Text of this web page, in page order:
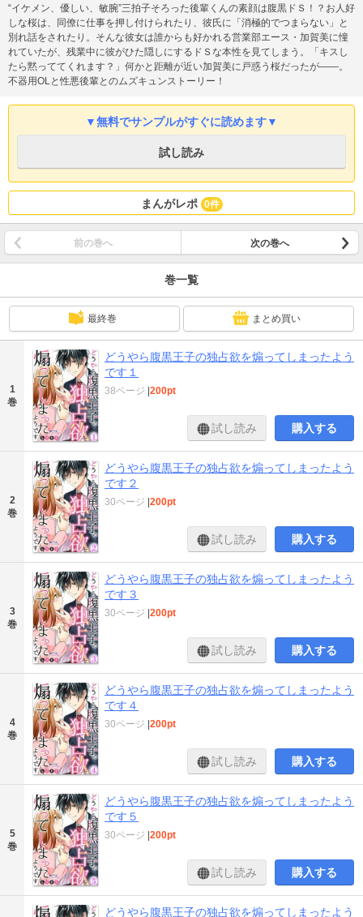
“イケメン、優しい、敏腕”三拍子そろった後輩くんの素顔は腹黒ドＳ！？お人好
しな桜は、同僚に仕事を押し付けられたり、彼氏に「消極的でつまらない」と
別れ話をされたり。そんな彼女は誰からも好かれる営業部エース・加賀美に憧
れていたが、残業中に彼がひた隠しにするドＳな本性を見てしまう。「キスし
たら黙っててくれます？」何かと距離が近い加賀美に戸惑う桜だったが――。
不器用OLと性悪後輩とのムズキュンストーリー！
▼無料でサンプルがすぐに読めます▼
試し読み
まんがレポ 0件
前の巻へ 次の巻へ
巻一覧
最終巻 まとめ買い
1
巻
どうやら腹黒王子の独占欲を煽ってしまったよう
です１
38ページ |200pt
試し読み 購入する
2
巻
どうやら腹黒王子の独占欲を煽ってしまったよう
です２
30ページ |200pt
試し読み 購入する
3
巻
どうやら腹黒王子の独占欲を煽ってしまったよう
です３
30ページ |200pt
試し読み 購入する
4
巻
どうやら腹黒王子の独占欲を煽ってしまったよう
です４
30ページ |200pt
試し読み 購入する
5
巻
どうやら腹黒王子の独占欲を煽ってしまったよう
です５
30ページ |200pt
試し読み 購入する
どうやら腹黒王子の独占欲を煽ってしまったよう